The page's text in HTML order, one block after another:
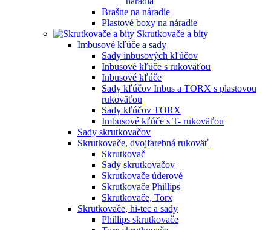
Brašne na náradie
Plastové boxy na náradie
Skrutkovače a bity
Imbusové kľúče a sady
Sady inbusových kľúčov
Inbusové kľúče s rukoväťou
Inbusové kľúče
Sady kľúčov Inbus a TORX s plastovou
rukoväťou
Sady kľúčov TORX
Imbusové kľúče s T- rukoväťou
Sady skrutkovačov
Skrutkovače, dvojfarebná rukoväť
Skrutkovač
Sady skrutkovačov
Skrutkovače úderové
Skrutkovače Phillips
Skrutkovače, Torx
Skrutkovače, hi-tec a sady
Phillips skrutkovače